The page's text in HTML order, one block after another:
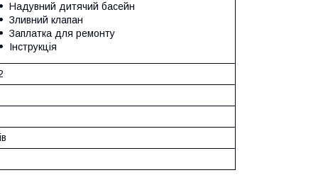
Надувний дитячий басейн
Зливний клапан
Заплатка для ремонту
Інструкція